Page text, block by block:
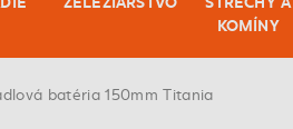
KOMÍNY
batéria 150mm Titania